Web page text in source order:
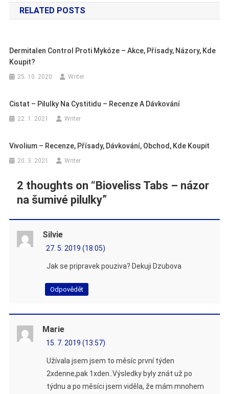
příspěvek
RELATED POSTS
Dermitalen Control Proti Mykóze – Akce, Přísady, Názory, Kde
Koupit?
25. 10. 2020 Writer
Cistat – Pilulky Na Cystitidu – Recenze A Dávkování
22. 1. 2021 Writer
Vivolium – Recenze, Přísady, Dávkování, Obchod, Kde Koupit
20. 3. 2021 Writer
2 thoughts on “Bioveliss Tabs – názor
na šumivé pilulky”
Silvie
27. 5. 2019 (18:05)
Jak se pripravek pouziva? Dekuji Dzubova
Odpovědět
Marie
15. 7. 2019 (13:57)
Užívala jsem jsem to měsíc první týden
2xdenne,pak 1xden..Výsledky byly znát už po
týdnu a po měsíci jsem viděla, že mám mnohem